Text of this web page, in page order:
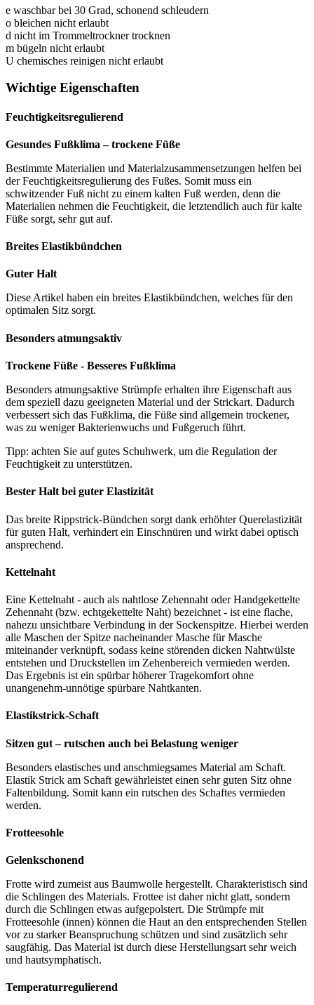
e waschbar bei 30 Grad, schonend schleudern
o bleichen nicht erlaubt
d nicht im Trommeltrockner trocknen
m bügeln nicht erlaubt
U chemisches reinigen nicht erlaubt
Wichtige Eigenschaften
Feuchtigkeitsregulierend
Gesundes Fußklima – trockene Füße
Bestimmte Materialien und Materialzusammensetzungen helfen bei
der Feuchtigkeitsregulierung des Fußes. Somit muss ein
schwitzender Fuß nicht zu einem kalten Fuß werden, denn die
Materialien nehmen die Feuchtigkeit, die letztendlich auch für kalte
Füße sorgt, sehr gut auf.
Breites Elastikbündchen
Guter Halt
Diese Artikel haben ein breites Elastikbündchen, welches für den
optimalen Sitz sorgt.
Besonders atmungsaktiv
Trockene Füße - Besseres Fußklima
Besonders atmungsaktive Strümpfe erhalten ihre Eigenschaft aus
dem speziell dazu geeigneten Material und der Strickart. Dadurch
verbessert sich das Fußklima, die Füße sind allgemein trockener,
was zu weniger Bakterienwuchs und Fußgeruch führt.
Tipp: achten Sie auf gutes Schuhwerk, um die Regulation der
Feuchtigkeit zu unterstützen.
Bester Halt bei guter Elastizität
Das breite Rippstrick-Bündchen sorgt dank erhöhter Querelastizität
für guten Halt, verhindert ein Einschnüren und wirkt dabei optisch
ansprechend.
Kettelnaht
Eine Kettelnaht - auch als nahtlose Zehennaht oder Handgekettelte
Zehennaht (bzw. echtgekettelte Naht) bezeichnet - ist eine flache,
nahezu unsichtbare Verbindung in der Sockenspitze. Hierbei werden
alle Maschen der Spitze nacheinander Masche für Masche
miteinander verknüpft, sodass keine störenden dicken Nahtwülste
entstehen und Druckstellen im Zehenbereich vermieden werden.
Das Ergebnis ist ein spürbar höherer Tragekomfort ohne
unangenehm-unnötige spürbare Nahtkanten.
Elastikstrick-Schaft
Sitzen gut – rutschen auch bei Belastung weniger
Besonders elastisches und anschmiegsames Material am Schaft.
Elastik Strick am Schaft gewährleistet einen sehr guten Sitz ohne
Faltenbildung. Somit kann ein rutschen des Schaftes vermieden
werden.
Frotteesohle
Gelenkschonend
Frotte wird zumeist aus Baumwolle hergestellt. Charakteristisch sind
die Schlingen des Materials. Frottee ist daher nicht glatt, sondern
durch die Schlingen etwas aufgepolstert. Die Strümpfe mit
Frotteesohle (innen) können die Haut an den entsprechenden Stellen
vor zu starker Beanspruchung schützen und sind zusätzlich sehr
saugfähig. Das Material ist durch diese Herstellungsart sehr weich
und hautsymphatisch.
Temperaturregulierend